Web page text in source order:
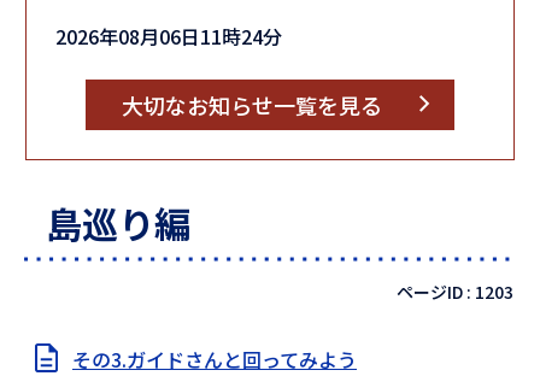
2026年08月06日11時24分
大切なお知らせ一覧を見る
島巡り編
ページID : 1203
その3.ガイドさんと回ってみよう